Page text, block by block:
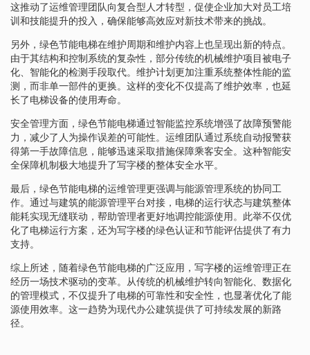
这推动了运维管理团队向复合型人才转型，促使企业加大对员工培
训和技能提升的投入，确保能够高效应对新技术带来的挑战。
另外，绿色节能电梯在维护周期和维护内容上也呈现出新的特点。
由于其结构和控制系统的复杂性，部分传统的机械维护项目被电子
化、智能化的检测手段取代。维护计划更加注重系统整体性能的监
测，而非单一部件的更换。这样的变化不仅提高了维护效率，也延
长了电梯设备的使用寿命。
安全管理方面，绿色节能电梯通过智能监控系统增强了故障预警能
力，减少了人为操作误差的可能性。运维团队通过系统自动报警获
得第一手故障信息，能够迅速采取措施保障乘客安全。这种智能安
全保障机制极大地提升了写字楼的整体安全水平。
最后，绿色节能电梯的运维管理更强调与能源管理系统的协同工
作。通过与建筑的能源管理平台对接，电梯的运行状态与建筑整体
能耗实现无缝联动，帮助管理者更好地调控能源使用。此举不仅优
化了电梯运行方案，还为写字楼的绿色认证和节能评估提供了有力
支持。
综上所述，随着绿色节能电梯的广泛应用，写字楼的运维管理正在
经历一场技术驱动的变革。从传统的机械维护转向智能化、数据化
的管理模式，不仅提升了电梯的可靠性和安全性，也显著优化了能
源使用效率。这一趋势为现代办公建筑提供了可持续发展的新路
径。